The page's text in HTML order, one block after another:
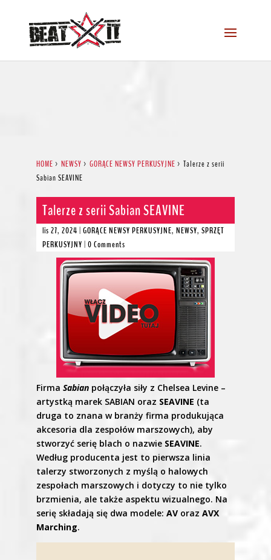
HOME > NEWSY > GORĄCE NEWSY PERKUSYJNE > Talerze z serii
Sabian SEAVINE
Talerze z serii Sabian SEAVINE
lis 27, 2024 | GORĄCE NEWSY PERKUSYJNE, NEWSY, SPRZĘT
PERKUSYJNY | 0 Comments
Firma Sabianpołączyła siły z Chelsea Levine –
artystką marek SABIAN oraz SEAVINE (ta
druga to znana w branży firma produkująca
akcesoria dla zespołów marszowych), aby
stworzyć serię blach o nazwie SEAVINE.
Według producenta jest to pierwsza linia
talerzy stworzonych z myślą o halowych
zespołach marszowych i dotyczy to nie tylko
brzmienia, ale także aspektu wizualnego. Na
serię składają się dwa modele: AVoraz AVX
Marching.